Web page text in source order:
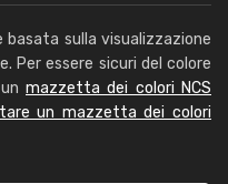
basata sulla visualizzazione
Per essere sicuri del colore
mazzetta dei colori NCS
un mazzetta dei colori